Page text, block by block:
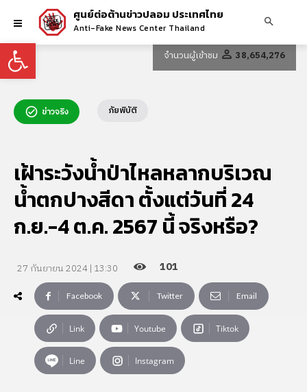
Open toolbar
ศูนย์ต่อต้านข่าวปลอม ประเทศไทย
Anti-Fake News Center Thailand
จำนวนผู้เข้าชม 38,654,276
ข่าวจริง ภัยพิบัติ
เฝ้าระวังน้ำป่าไหลหลากบริเวณ
น้ำตกปางสีดา ตั้งแต่วันที่ 24
ก.ย.-4 ต.ค. 2567 นี้ จริงหรือ?
27 กันยายน 2024 | 13:30 101
Facebook Twitter Email
Link Youtube Tiktok
Line Instagram